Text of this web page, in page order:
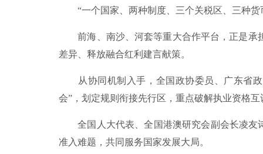
“一个国家、两种制度、三个关税区、三种货
前海、南沙、河套等重大合作平台，正是承
差异、释放融合红利建言献策。
从协同机制入手，全国政协委员、广东省政
会”，划定规则衔接先行区，重点破解执业资格
全国人大代表、全国港澳研究会副会长凌友
准入难题，共同服务国家发展大局。